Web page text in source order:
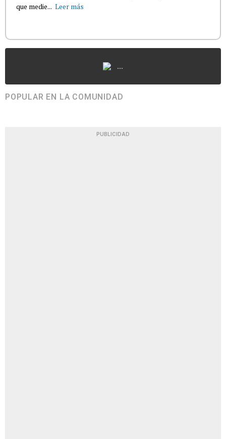
que medie... Leer más
...
POPULAR EN LA COMUNIDAD
PUBLICIDAD